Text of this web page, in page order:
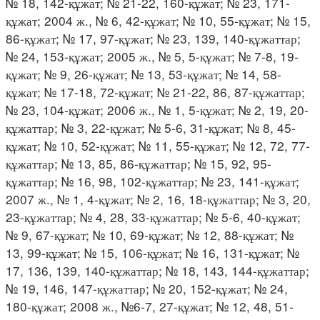
құжат; 2004 ж., № 6, 42-құжат; № 10, 55-құжат; № 15,
86-құжат; № 17, 97-құжат; № 23, 139, 140-құжаттар;
№ 24, 153-құжат; 2005 ж., № 5, 5-құжат; № 7-8, 19-
құжат; № 9, 26-құжат; № 13, 53-құжат; № 14, 58-
құжат; № 17-18, 72-құжат; № 21-22, 86, 87-құжаттар;
№ 23, 104-құжат; 2006 ж., № 1, 5-құжат; № 2, 19, 20-
құжаттар; № 3, 22-құжат; № 5-6, 31-құжат; № 8, 45-
құжат; № 10, 52-құжат; № 11, 55-құжат; № 12, 72, 77-
құжаттар; № 13, 85, 86-құжаттар; № 15, 92, 95-
құжаттар; № 16, 98, 102-құжаттар; № 23, 141-құжат;
2007 ж., № 1, 4-құжат; № 2, 16, 18-құжаттар; № 3, 20,
23-құжаттар; № 4, 28, 33-құжаттар; № 5-6, 40-құжат;
№ 9, 67-құжат; № 10, 69-құжат; № 12, 88-құжат; №
13, 99-құжат; № 15, 106-құжат; № 16, 131-құжат; №
17, 136, 139, 140-құжаттар; № 18, 143, 144-құжаттар;
№ 19, 146, 147-құжаттар; № 20, 152-құжат; № 24,
180-құжат; 2008 ж., №6-7, 27-құжат; № 12, 48, 51-